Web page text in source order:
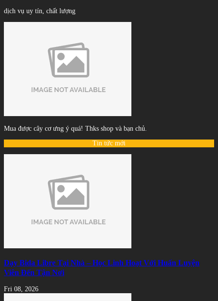
dịch vụ uy tín, chất lượng
Mua được cây cơ ưng ý quá! Thks shop và bạn chủ.
Tin tức mới
Dạy Bida Libre Tại Nhà – Học Linh Hoạt Với Huấn Luyện
Viên Đến Tận Nơi
Fri 08, 2026